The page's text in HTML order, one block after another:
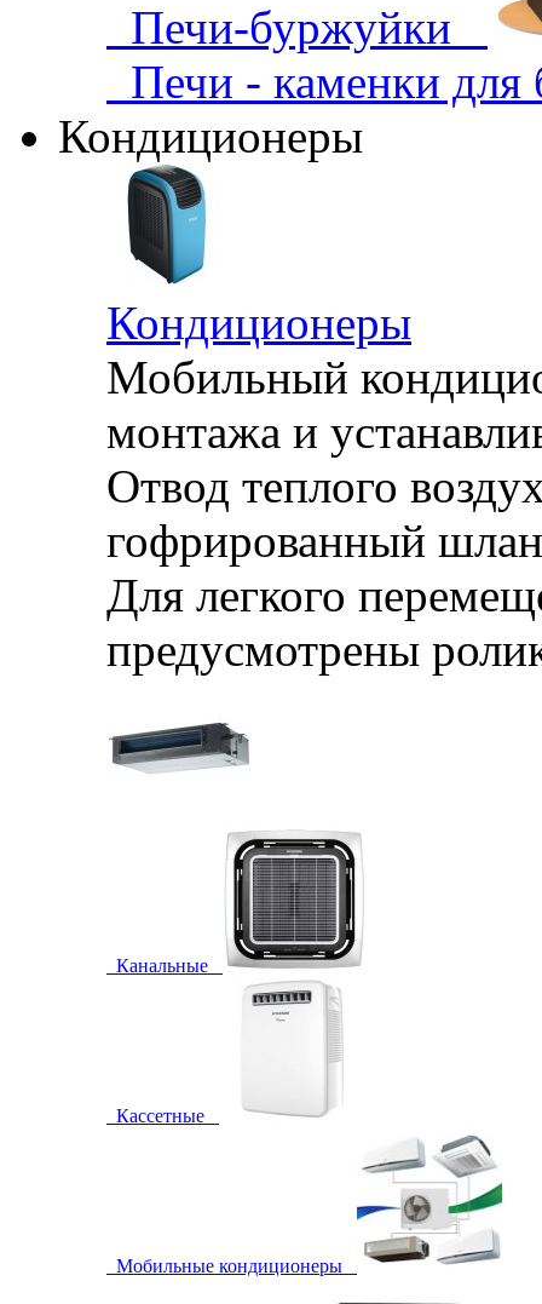
Печи-буржуйки
Печи - каменки
Кондиционеры
Кондиционеры
Мобильный
монтажа и
Отвод теплого
гофрированный
Для легкого
предусмотрены
Канальные
Кассетные
Мобильные кондиционеры